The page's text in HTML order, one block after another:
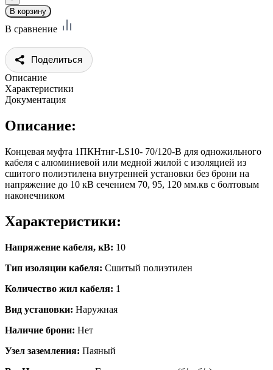
В сравнение
Поделиться
Описание
Характеристики
Документация
Описание:
Концевая муфта 1ПКНтнг-LS10- 70/120-В для одножильного
кабеля с алюминиевой или медной жилой с изоляцией из
сшитого полиэтилена внутренней установки без брони на
напряжение до 10 кВ сечением 70, 95, 120 мм.кв с болтовым
наконечником
Характеристики:
Напряжение кабеля, кВ: 10
Тип изоляции кабеля: Сшитый полиэтилен
Количество жил кабеля: 1
Вид установки: Наружная
Наличие брони: Нет
Узел заземления: Паяный